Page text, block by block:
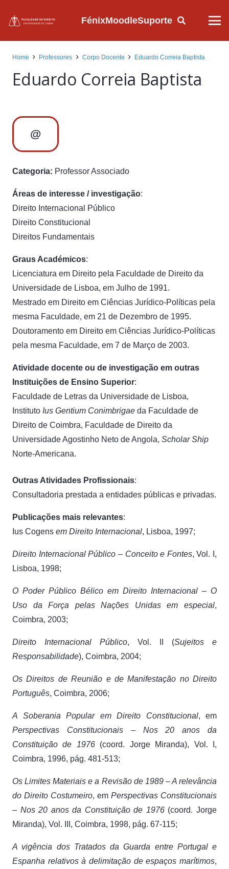
FénixMoodleSuporte
Home Professores Corpo Docente Eduardo Correia Baptista
Eduardo Correia Baptista
@
Categoria: Professor Associado
Áreas de interesse / investigação:
Direito Internacional Público
Direito Constitucional
Direitos Fundamentais
Graus Académicos:
Licenciatura em Direito pela Faculdade de Direito da
Universidade de Lisboa, em Julho de 1991.
Mestrado em Direito em Ciências Jurídico-Políticas pela
mesma Faculdade, em 21 de Dezembro de 1995.
Doutoramento em Direito em Ciências Jurídico-Políticas
pela mesma Faculdade, em 7 de Março de 2003.
Atividade docente ou de investigação em outras
Instituições de Ensino Superior:
Faculdade de Letras da Universidade de Lisboa,
Instituto Ius Gentium Conimbrigae da Faculdade de
Direito de Coimbra, Faculdade de Direito da
Universidade Agostinho Neto de Angola, Scholar Ship
Norte-Americana.
Outras Atividades Profissionais:
Consultadoria prestada a entidades públicas e privadas.
Publicações mais relevantes:
Ius Cogens em Direito Internacional, Lisboa, 1997;
Direito Internacional Público – Conceito e Fontes, Vol. I,
Lisboa, 1998;
O Poder Público Bélico em Direito Internacional – O
Uso da Força pelas Nações Unidas em especial,
Coimbra, 2003;
Direito Internacional Público, Vol. II (Sujeitos e
Responsabilidade), Coimbra, 2004;
Os Direitos de Reunião e de Manifestação no Direito
Português, Coimbra, 2006;
A Soberania Popular em Direito Constitucional, em
Perspectivas Constitucionais – Nos 20 anos da
Constituição de 1976(coord. Jorge Miranda), Vol. I,
Coimbra, 1996, pág. 481-513;
Os Limites Materiais e a Revisão de 1989 – A relevância
do Direito Costumeiro, em Perspectivas Constitucionais
– Nos 20 anos da Constituição de 1976(coord. Jorge
Miranda), Vol. III, Coimbra, 1998, pág. 67-115;
A vigência dos Tratados da Guarda entre Portugal e
Espanha relativos à delimitação de espaços marítimos,